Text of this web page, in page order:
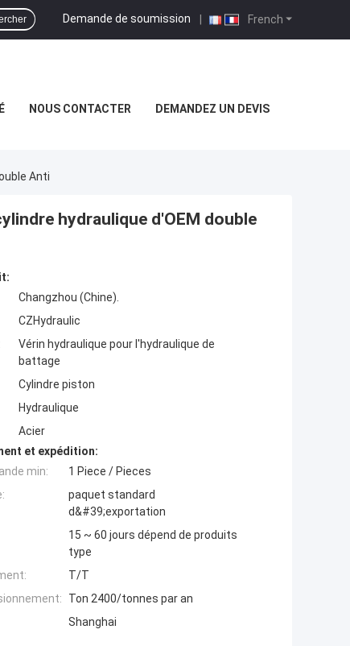
French
Demande de soumission |
NOUS CONTACTER DEMANDEZ UN DEVIS
Anti
hydraulique d'OEM double
Changzhou (Chine).
CZHydraulic
Vérin hydraulique pour l'hydraulique de
battage
Cylindre piston
Hydraulique
Acier
et expédition:
min:
1 Piece / Pieces
paquet standard
d&#39;exportation
15 ~ 60 jours dépend de produits
type
T/T
Ton 2400/tonnes par an
Shanghai